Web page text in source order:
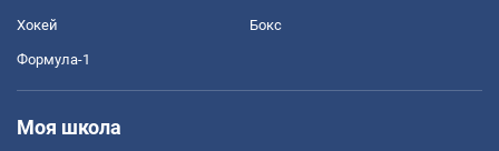
Хокей Бокс
Формула-1
Моя школа